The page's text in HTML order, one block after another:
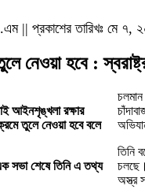
|| প্রকাশের তারিখঃ মে
নেওয়া হবে :
আইনশৃঙ্খলা রক্ষার
তুলে নেওয়া হবে বলে
এক সভা শেষে তিনি এ তথ্য
চলমান
তিনি
অস্ত্র